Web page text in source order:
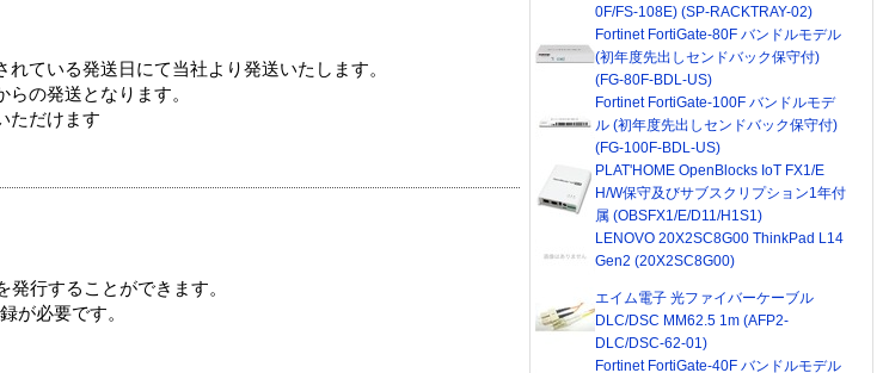
ている発送日にて当社より発送いたします。
の発送となります。
ただけます
行することができます。
が必要です。
0F/FS-108E) (SP-RACKTRAY-02)
Fortinet FortiGate-80F バンドルモデル
(初年度先出しセンドバック保守付)
(FG-80F-BDL-US)
Fortinet FortiGate-100F バンドルモデ
ル (初年度先出しセンドバック保守付)
(FG-100F-BDL-US)
PLAT'HOME OpenBlocks IoT FX1/E
H/W保守及びサブスクリプション1年付
属 (OBSFX1/E/D11/H1S1)
LENOVO 20X2SC8G00 ThinkPad L14
Gen2 (20X2SC8G00)
エイム電子 光ファイバーケーブル
DLC/DSC MM62.5 1m (AFP2-
DLC/DSC-62-01)
Fortinet FortiGate-40F バンドルモデル